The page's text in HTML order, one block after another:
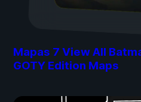
Mapas 7 View All
GOTY Edition Maps